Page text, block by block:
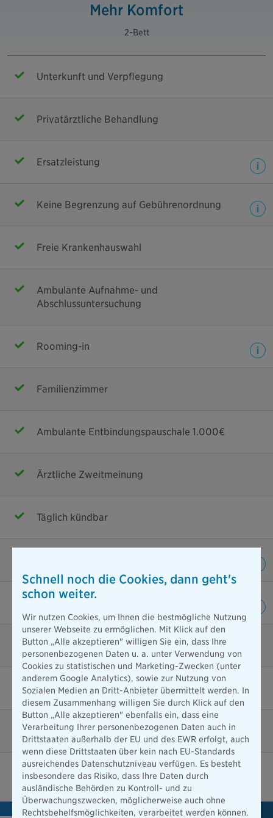
Mehr Komfort
2-Bett
Unterkunft und Verpflegung
Privatärztliche Behandlung
Ersatzleistung
Keine Begrenzung auf Gebührenordnung
Freie Krankenhauswahl
Ambulante Aufnahme- und
Abschlussuntersuchung
Rooming-in
Familienzimmer
Ambulante Entbindungspauschale 1.000€
Ärztliche Zweitmeinung
Täglich kündbar
Günstiger Einstiegsbeitrag möglich
Gesetzliche Zuzahlungen im Krankenhaus
Tagesgeld bei Reha-Maßnahmen
Rücktransport aus dem Ausland
Schnell noch die Cookies, dann geht's
schon weiter.
Wir nutzen Cookies, um Ihnen die bestmögliche Nutzung
unserer Webseite zu ermöglichen. Mit Klick auf den
Button „Alle akzeptieren" willigen Sie ein, dass Ihre
personenbezogenen Daten u. a. unter Verwendung von
Cookies zu statistischen und Marketing-Zwecken (unter
anderem Google Analytics), sowie zur Nutzung von
Sozialen Medien an Dritt-Anbieter übermittelt werden. In
diesem Zusammenhang willigen Sie durch Klick auf den
Button „Alle akzeptieren" ebenfalls ein, dass eine
Verarbeitung Ihrer personenbezogenen Daten auch in
Drittstaaten außerhalb der EU und des EWR erfolgt, auch
wenn diese Drittstaaten über kein nach EU-Standards
ausreichendes Datenschutzniveau verfügen. Es besteht
insbesondere das Risiko, dass Ihre Daten durch
ausländische Behörden zu Kontroll- und zu
Überwachungszwecken, möglicherweise auch ohne
Rechtsbehelfsmöglichkeiten, verarbeitet werden können.